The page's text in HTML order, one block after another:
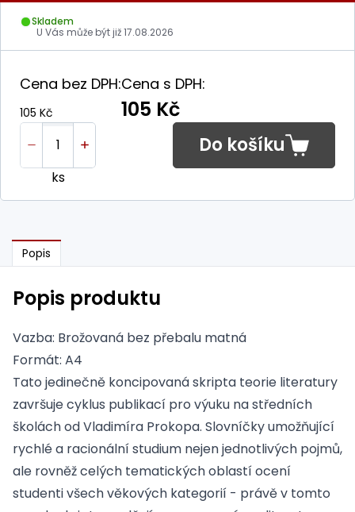
Skladem
U Vás může být již17.08.2026
Cena bez DPH:
105 Kč
Cena s DPH:
105 Kč
ks
Do košíku
Popis
Popis produktu
Vazba: Brožovaná bez přebalu matná
Formát: A4
Tato jedinečně koncipovaná skripta teorie literatury
završuje cyklus publikací pro výuku na středních
školách od Vladimíra Prokopa. Slovníčky umožňující
rychlé a racionální studium nejen jednotlivých pojmů,
ale rovněž celých tematických oblastí ocení
studenti všech věkových kategorií - právě v tomto